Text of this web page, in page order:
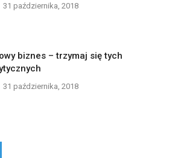
31 października, 2018
biznes – trzymaj się tych
31 października, 2018